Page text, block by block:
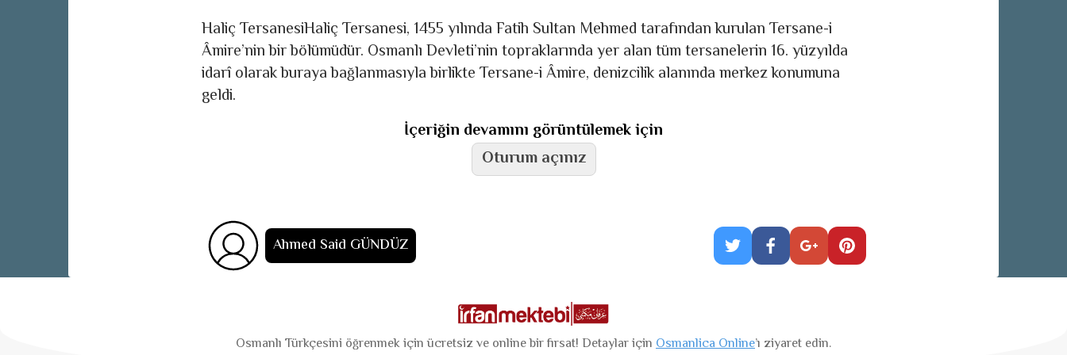
Haliç TersanesiHaliç Tersanesi, 1455 yılında Fatih Sultan Mehmed tarafından kurulan Tersane-i
Âmire’nin bir bölümüdür. Osmanlı Dev­le­ti’nin topraklarında yer alan tüm tersanelerin 16. yüzyılda
idarî olarak buraya bağlanmasıyla birlikte Tersane-i Âmire, denizcilik alanında merkez konumuna
geldi.
İçeriğin devamını görüntülemek için
Oturum açınız
Ahmed Said GÜNDÜZ
Osmanlı Türkçesini öğrenmek için ücretsiz ve online bir fırsat! Detaylar için Osmanlica Online’ı ziyaret edin.